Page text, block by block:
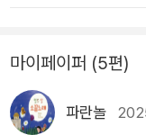
게 이 글이 ‘다시 쓰
보완을 약속드린다.
사ꡕ는 한국 사회의
생을 기념하는 제1회
마이페이퍼 (5편)
파란놀